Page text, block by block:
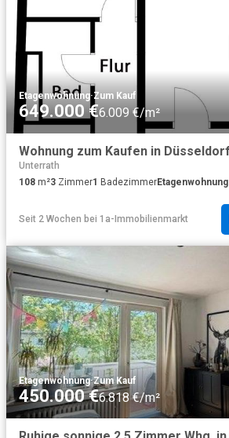
Etagenwohnung·Zum Kauf
649.000 €6.009 €/m²
Unterrath
108 m²3 Zimmer1 BadezimmerEtagenwohnung
Seit 2 Wochen bei 1a-Immobilienmarkt
Etagenwohnung·Zum Kauf
450.000 €6.818 €/m²